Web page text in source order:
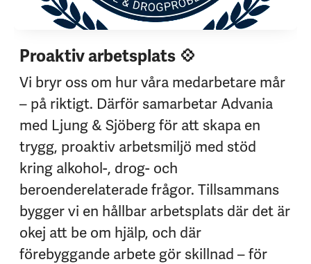
Proaktiv arbetsplats 💠
Vi bryr oss om hur våra medarbetare mår
– på riktigt. Därför samarbetar Advania
med Ljung & Sjöberg för att skapa en
trygg, proaktiv arbetsmiljö med stöd
kring alkohol-, drog- och
beroenderelaterade frågor. Tillsammans
bygger vi en hållbar arbetsplats där det är
okej att be om hjälp, och där
förebyggande arbete gör skillnad – för